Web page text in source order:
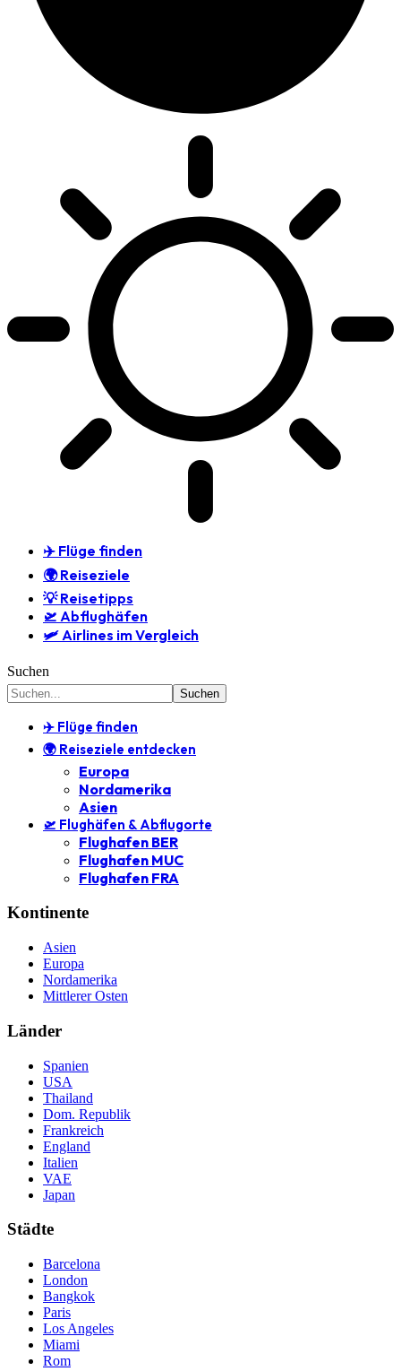
✈️ Flüge finden
🌍 Reiseziele
💡 Reisetipps
🛫 Abflughäfen
🛩️ Airlines im Vergleich
Suchen
✈️ Flüge finden
🌍 Reiseziele entdecken
Europa
Nordamerika
Asien
🛫 Flughäfen & Abflugorte
Flughafen BER
Flughafen MUC
Flughafen FRA
Kontinente
Asien
Europa
Nordamerika
Mittlerer Osten
Länder
Spanien
USA
Thailand
Dom. Republik
Frankreich
England
Italien
VAE
Japan
Städte
Barcelona
London
Bangkok
Paris
Los Angeles
Miami
Rom